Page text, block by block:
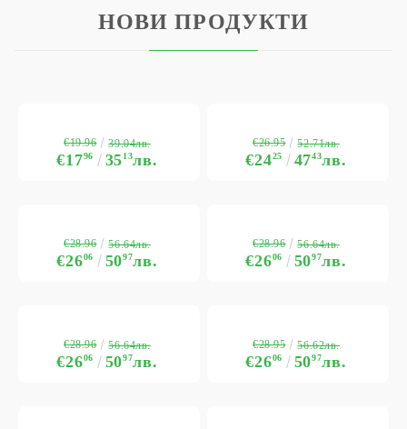
НОВИ ПРОДУКТИ
€1796 3513лв.
€19.96 39.04лв.
€2425 4743лв.
€26.95 52.71лв.
€2606 5097лв.
€28.96 56.64лв.
€2606 5097лв.
€28.96 56.64лв.
€2606 5097лв.
€28.96 56.64лв.
€2606 5097лв.
€28.95 56.62лв.